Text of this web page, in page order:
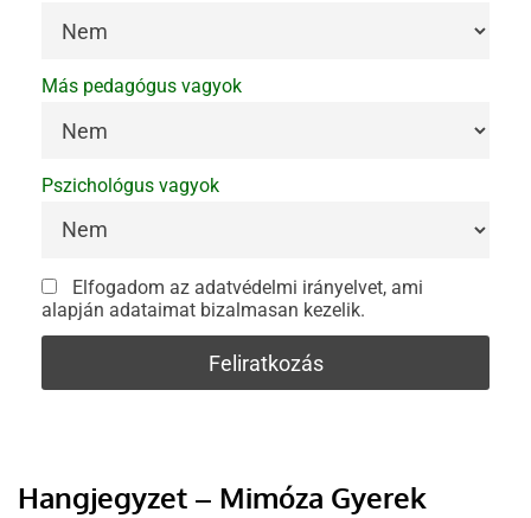
Más pedagógus vagyok
Pszichológus vagyok
Elfogadom az adatvédelmi irányelvet, ami
alapján adataimat bizalmasan kezelik.
Hangjegyzet – Mimóza Gyerek